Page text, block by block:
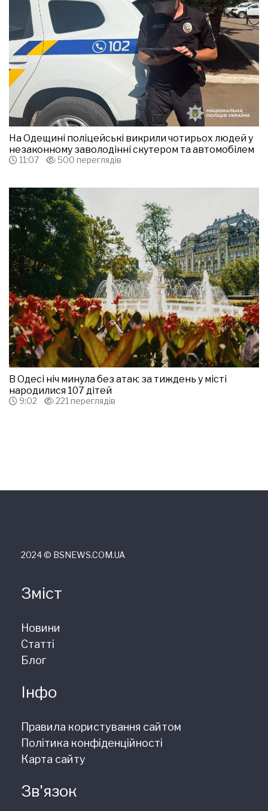
На Одещині поліцейські викрили чотирьох людей у
незаконному заволодінні скутером та автомобілем
11:07 500 переглядів
В Одесі ніч минула без атак: за тиждень у місті
народилися 107 дітей
9:02 221 переглядів
2024 © ВSNEWS.COM.UA
Зміст
Новини
Статті
Блог
Інфо
Правила користування сайтом
Політика конфіденційності
Карта сайту
Зв'язок